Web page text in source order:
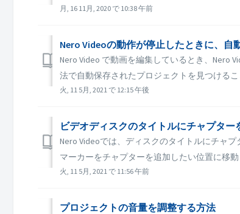
月, 16 11月, 2020 で 10:38 午前
Nero Videoの動作が停止したときに、自
Nero Video で動画を編集しているとき、Nero
法で自動保存されたプロジェクトを見つける
火, 11 5月, 2021 で 12:15 午後
ビデオディスクのタイトルにチャプター
Nero Videoでは、ディスクのタイトルにチャ
マーカーをチャプターを追加したい位置に移
火, 11 5月, 2021 で 11:56 午前
プロジェクトの音量を調整する方法